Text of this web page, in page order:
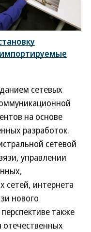
импортируемые
сетевых
на основе
разработок.
сетевой
управлении
сетей, интернета
нового
также